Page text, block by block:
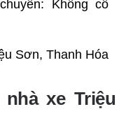
Không cố
Sơn, Thanh Hóa
xe Triệu